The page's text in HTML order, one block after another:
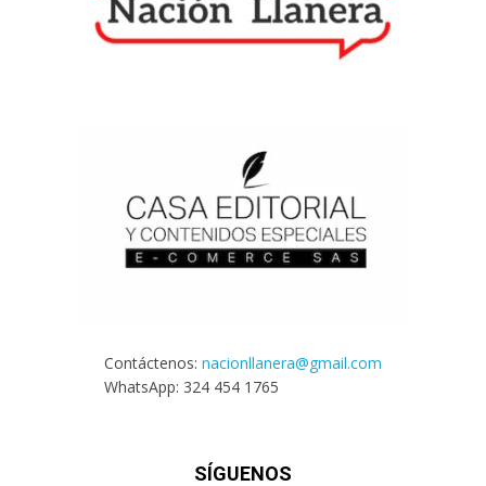
Contáctenos: nacionllanera@gmail.com
WhatsApp: 324 454 1765
SÍGUENOS